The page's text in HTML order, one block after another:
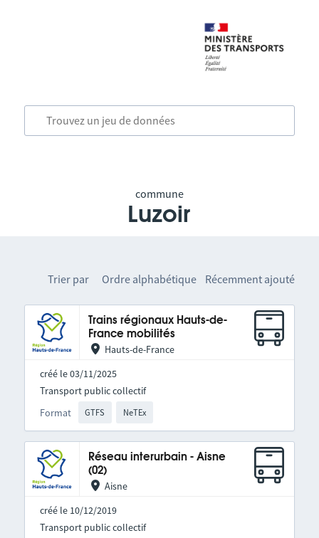
commune
Luzoir
Trier par Ordre alphabétique Récemment ajouté
Trains régionaux Hauts-de-
France mobilités
Hauts-de-France
créé le 03/11/2025
Format GTFS NeTEx
Transport public collectif
Réseau interurbain - Aisne
(02)
Aisne
créé le 10/12/2019
Transport public collectif